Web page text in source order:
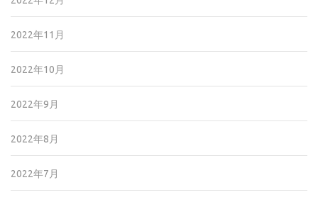
2022年11月
2022年10月
2022年9月
2022年8月
2022年7月